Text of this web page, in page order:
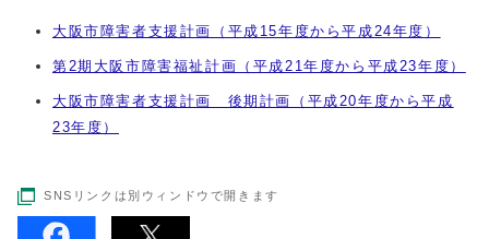
大阪市障害者支援計画（平成15年度から平成24年度）
第2期大阪市障害福祉計画（平成21年度から平成23年度）
大阪市障害者支援計画 後期計画（平成20年度から平成
23年度）
SNSリンクは別ウィンドウで開きます